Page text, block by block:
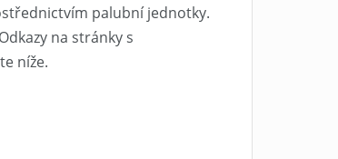
palubní jednotky.
na stránky s
níže.